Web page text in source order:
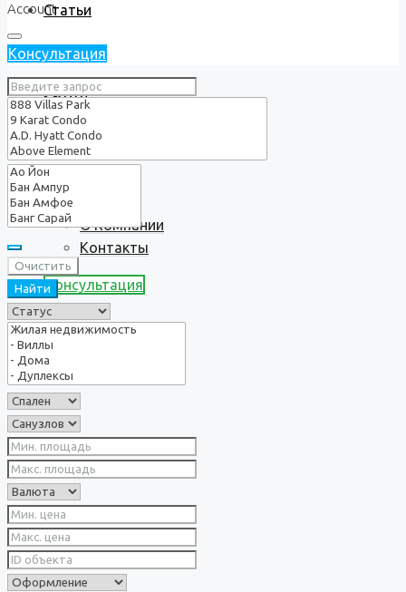
Статьи
Услуги
О нас
О Компании
Контакты
Консультация
Account
Консультация
Очистить
Найти